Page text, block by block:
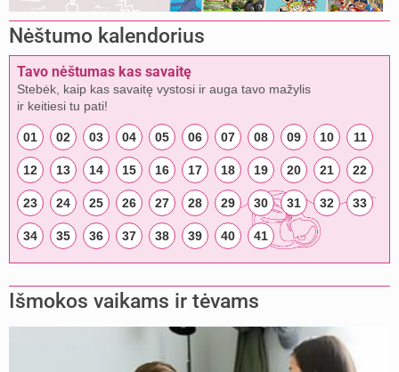
Nėštumo kalendorius
Tavo nėštumas kas savaitę
Stebėk, kaip kas savaitę vystosi ir auga tavo mažylis
ir keitiesi tu pati!
01 02 03 04 05 06 07 08 09 10 11
12 13 14 15 16 17 18 19 20 21 22
23 24 25 26 27 28 29 30 31 32 33
34 35 36 37 38 39 40 41
Išmokos vaikams ir tėvams